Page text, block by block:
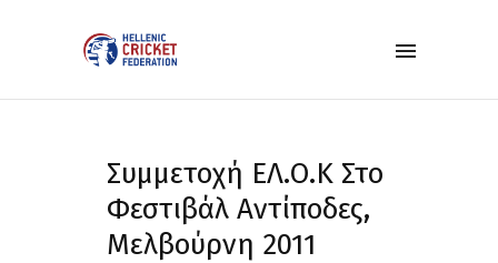
Συμμετοχή ΕΛ.Ο.Κ Στο
Φεστιβάλ Αντίποδες,
Μελβούρνη 2011